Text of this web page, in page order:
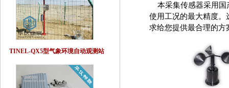
本采集传感器采用国
使用工况的最大精度。
求给您提供最合理的方
TINEL-QX5型气象环境自动观测站